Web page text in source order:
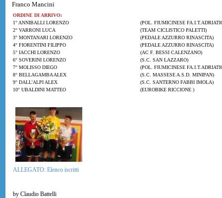
Franco Mancini
ORDINE DI ARRIVO:
1° ANNIBALLI LORENZO
(POL. FIUMICINESE
2° VARRONI LUCA
(TEAM CICLISTICO PALETTI)
3° MONTANARI LORENZO
(PEDALE AZZURRO RINASCITA)
4° FIORENTINI FILIPPO
(PEDALE AZZURRO RINASCITA)
5° IACCHI LORENZO
(AC F. BESSI CALENZANO)
6° SOVERINI LORENZO
(S.C. SAN LAZZARO)
7° MOLISSO DIEGO
(POL. FIUMICINESE
8° BELLAGAMBA ALEX
(S.C. MASSESE A.S.D. MINIPAN)
9° DALL'ALPI ALEX
(S.C. SANTERNO FABBI IMOLA)
10° UBALDINI MATTEO
(EUROBIKE RICCIONE )
ALLEGATO: Elenco iscritti
by Claudio Battelli